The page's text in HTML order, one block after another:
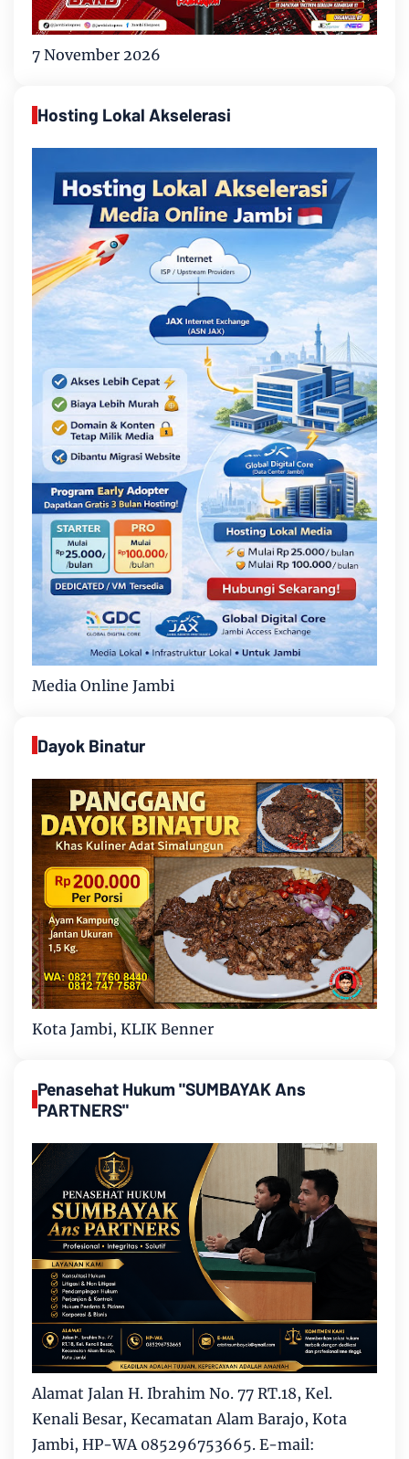
7 November 2026
Hosting Lokal Akselerasi
Media Online Jambi
Dayok Binatur
Kota Jambi, KLIK Benner
Penasehat Hukum "SUMBAYAK Ans
PARTNERS"
Alamat Jalan H. Ibrahim No. 77 RT.18, Kel.
Kenali Besar, Kecamatan Alam Barajo, Kota
Jambi, HP-WA 085296753665. E-mail: